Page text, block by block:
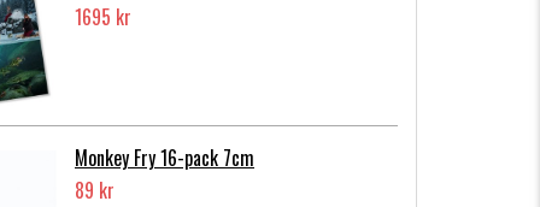
1695 kr
Monkey Fry 16-pack 7cm
89 kr